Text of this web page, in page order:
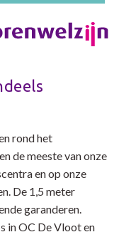
rond het
de meeste van onze
en op onze
De 1,5 meter
garanderen.
in OC De Vloot en